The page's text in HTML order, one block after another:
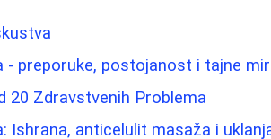
preporuke, postojanost i tajne
20 Zdravstvenih Problema
Ishrana, anticelulit masaža i